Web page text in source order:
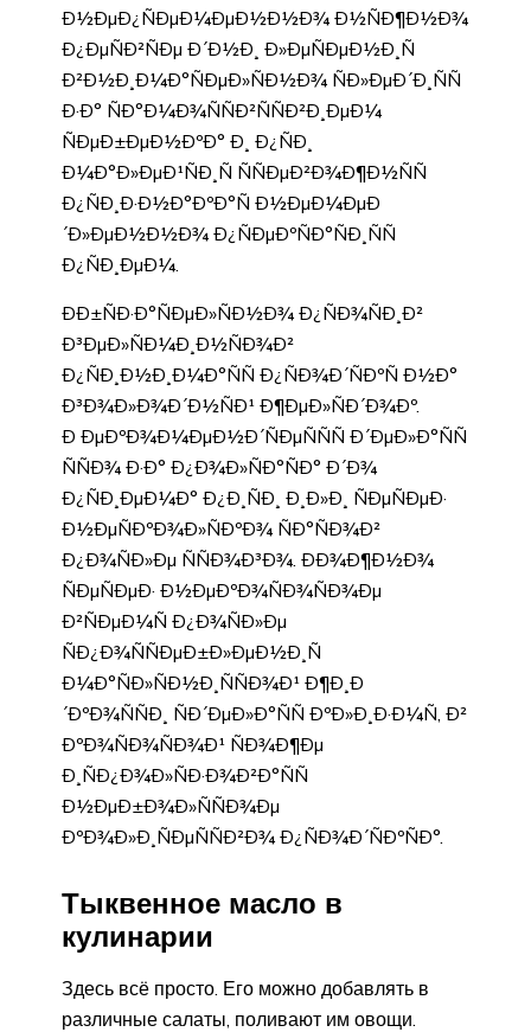
Ð½ÐµÐ¿ÑÐµÐ¼ÐµÐ½Ð½Ð¾ Ð½ÑÐ¶Ð½Ð¾
Ð¿ÐµÑÐ²ÑÐµ Ð´Ð½Ð¸ Ð»ÐµÑÐµÐ½Ð¸Ñ
Ð²Ð½Ð¸Ð¼Ð°ÑÐµÐ»ÑÐ½Ð¾ ÑÐ»ÐµÐ´Ð¸ÑÑ
Ð·Ð° ÑÐ°Ð¼Ð¾ÑÑÐ²ÑÑÐ²Ð¸ÐµÐ¼
ÑÐµÐ±ÐµÐ½ÐºÐ° Ð¸ Ð¿ÑÐ¸
Ð¼Ð°Ð»ÐµÐ¹ÑÐ¸Ñ ÑÑÐµÐ²Ð¾Ð¶Ð½ÑÑ
Ð¿ÑÐ¸Ð·Ð½Ð°ÐºÐ°Ñ Ð½ÐµÐ¼ÐµÐ
´Ð»ÐµÐ½Ð½Ð¾ Ð¿ÑÐµÐºÑÐ°ÑÐ¸ÑÑ
Ð¿ÑÐ¸ÐµÐ¼.
ÐÐ±ÑÐ·Ð°ÑÐµÐ»ÑÐ½Ð¾ Ð¿ÑÐ¾ÑÐ¸Ð²
Ð³ÐµÐ»ÑÐ¼Ð¸Ð½ÑÐ¾Ð²
Ð¿ÑÐ¸Ð½Ð¸Ð¼Ð°ÑÑ Ð¿ÑÐ¾Ð´ÑÐºÑ Ð½Ð°
Ð³Ð¾Ð»Ð¾Ð´Ð½ÑÐ¹ Ð¶ÐµÐ»ÑÐ´Ð¾Ðº.
Ð ÐµÐºÐ¾Ð¼ÐµÐ½Ð´ÑÐµÑÑÑ Ð´ÐµÐ»Ð°ÑÑ
ÑÑÐ¾ Ð·Ð° Ð¿Ð¾Ð»ÑÐ°ÑÐ° Ð´Ð¾
Ð¿ÑÐ¸ÐµÐ¼Ð° Ð¿Ð¸ÑÐ¸ Ð¸Ð»Ð¸ ÑÐµÑÐµÐ·
Ð½ÐµÑÐºÐ¾Ð»ÑÐºÐ¾ ÑÐ°ÑÐ¾Ð²
Ð¿Ð¾ÑÐ»Ðµ ÑÑÐ¾Ð³Ð¾. ÐÐ¾Ð¶Ð½Ð¾
ÑÐµÑÐµÐ· Ð½ÐµÐºÐ¾ÑÐ¾ÑÐ¾Ðµ
Ð²ÑÐµÐ¼Ñ Ð¿Ð¾ÑÐ»Ðµ
ÑÐ¿Ð¾ÑÑÐµÐ±Ð»ÐµÐ½Ð¸Ñ
Ð¼Ð°ÑÐ»ÑÐ½Ð¸ÑÑÐ¾Ð¹ Ð¶Ð¸Ð
´ÐºÐ¾ÑÑÐ¸ ÑÐ´ÐµÐ»Ð°ÑÑ ÐºÐ»Ð¸Ð·Ð¼Ñ, Ð²
ÐºÐ¾ÑÐ¾ÑÐ¾Ð¹ ÑÐ¾Ð¶Ðµ
Ð¸ÑÐ¿Ð¾Ð»ÑÐ·Ð¾Ð²Ð°ÑÑ
Ð½ÐµÐ±Ð¾Ð»ÑÑÐ¾Ðµ
ÐºÐ¾Ð»Ð¸ÑÐµÑÑÐ²Ð¾ Ð¿ÑÐ¾Ð´ÑÐºÑÐ°.
Тыквенное масло в
кулинарии
Здесь всё просто. Его можно добавлять в
различные салаты, поливают им овощи.